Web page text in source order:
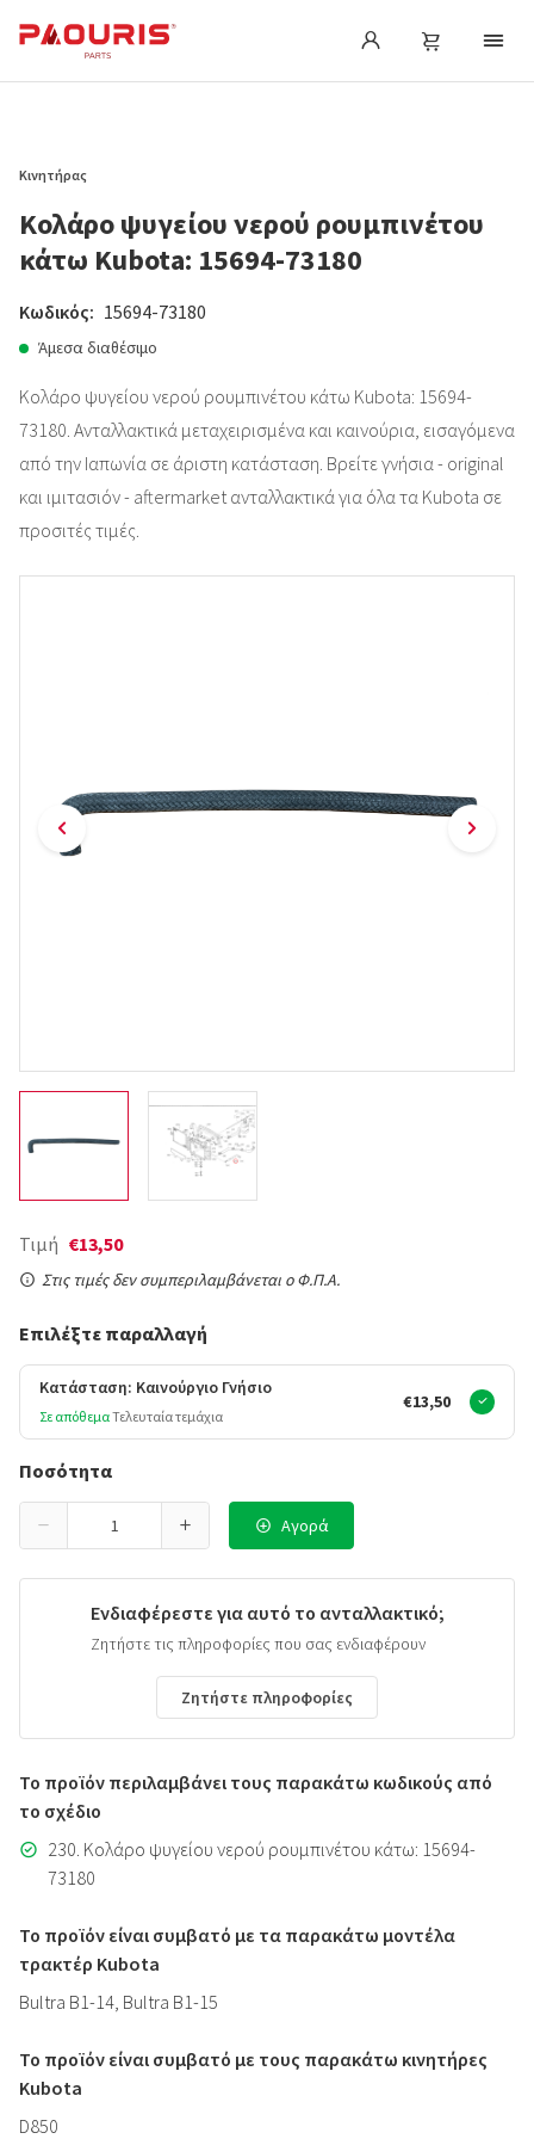
Κινητήρας
Κολάρο ψυγείου νερού ρουμπινέτου
κάτω Kubota: 15694-73180
Κωδικός: 15694-73180
Άμεσα διαθέσιμο
Κολάρο ψυγείου νερού ρουμπινέτου κάτω Kubota: 15694-
73180. Ανταλλακτικά μεταχειρισμένα και καινούρια, εισαγόμενα
από την Ιαπωνία σε άριστη κατάσταση. Βρείτε γνήσια - original
και ιμιτασιόν - aftermarket ανταλλακτικά για όλα τα Kubota σε
προσιτές τιμές.
Τιμή €13,50
Στις τιμές δεν συμπεριλαμβάνεται ο Φ.Π.Α.
Επιλέξτε παραλλαγή
Κατάσταση: Καινούργιο Γνήσιο
Σε απόθεμαΤελευταία τεμάχια
€13,50
Ποσότητα
Αγορά
Ενδιαφέρεστε για αυτό το ανταλλακτικό;
Ζητήστε τις πληροφορίες που σας ενδιαφέρουν
Ζητήστε πληροφορίες
Το προϊόν περιλαμβάνει τους παρακάτω κωδικούς από
το σχέδιο
230. Κολάρο ψυγείου νερού ρουμπινέτου κάτω: 15694-
73180
Το προϊόν είναι συμβατό με τα παρακάτω μοντέλα
τρακτέρ Kubota
Bultra B1-14, Bultra B1-15
Το προϊόν είναι συμβατό με τους παρακάτω κινητήρες
Kubota
D850